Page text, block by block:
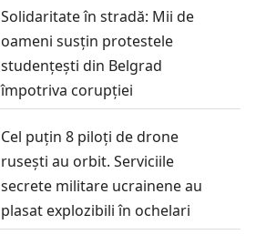
Solidaritate în stradă: Mii de
oameni susțin protestele
studențești din Belgrad
împotriva corupției
Cel puțin 8 piloți de drone
rusești au orbit. Serviciile
secrete militare ucrainene au
plasat explozibili în ochelari